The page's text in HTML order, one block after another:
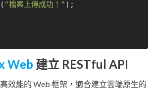
( "檔案上傳成功！" );
Web 建立 RESTful API
效能的 Web 框架，適合建立雲端原生的